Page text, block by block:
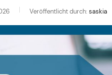
Veröffentlicht durch: saskia